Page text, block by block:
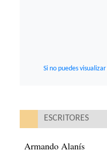
Si no puedes
ESCRITORES
Armando Alanís